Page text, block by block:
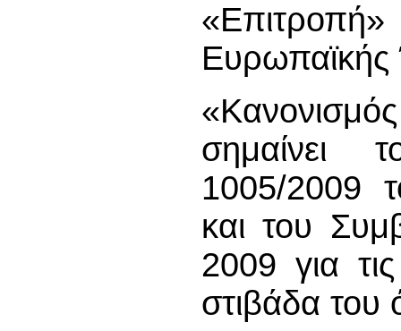
σημαίνει
1005/2009
και του
2009 για
στιβάδα του